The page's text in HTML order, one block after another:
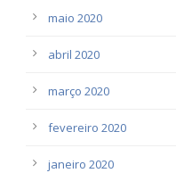
maio 2020
abril 2020
março 2020
fevereiro 2020
janeiro 2020